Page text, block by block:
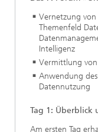
​Vernetzung
Themenfeld
Intelligenz
​Vermittlung von
​Anwendung des
Datennutzung
​Tag 1: Überblick
​Am ersten Tag